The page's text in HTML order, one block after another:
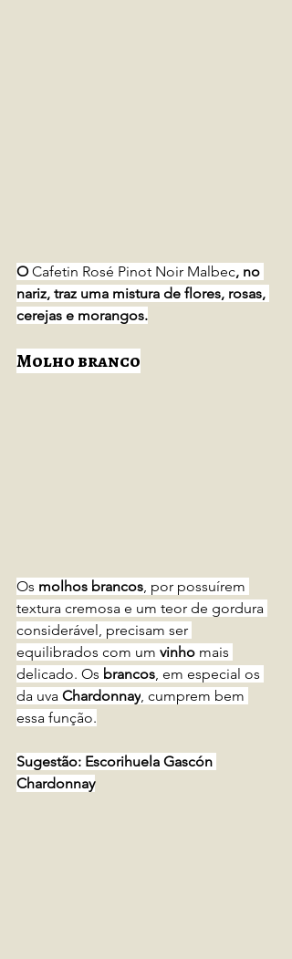
O Cafetin Rosé Pinot Noir Malbec, no
nariz, traz uma mistura de flores, rosas,
cerejas e morangos.
Molho branco
Os molhos brancos , por possuírem
textura cremosa e um teor de gordura
considerável, precisam ser
equilibrados com um vinho mais
delicado. Os brancos , em especial os
da uva Chardonnay , cumprem bem
essa função.
Sugestão: Escorihuela Gascón
Chardonnay